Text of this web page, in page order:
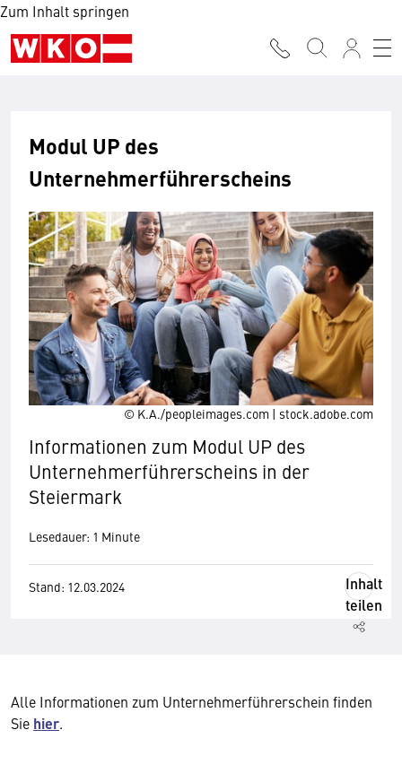
Zum Inhalt springen
© K.A./peopleimages.com | stock.adobe.com
Modul UP des
Unternehmerführerscheins
Informationen zum Modul UP des
Unternehmerführerscheins in der
Steiermark
Lesedauer: 1 Minute
Stand: 12.03.2024
Inhalt
teilen
Alle Informationen zum Unternehmerführerschein finden
Sie hier.